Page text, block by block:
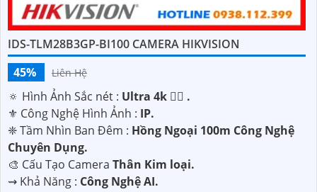
IDS-TLM28B3GP-BI100 CAMERA HIKVISION
45%
Liên Hệ
🔅 Hình Ảnh Sắc nét : Ultra 4k 👍🏾 .
⚜️ Công Nghệ Hình Ảnh : IP.
❈ Tầm Nhìn Ban Đêm : Hồng Ngoại 100m Công Nghệ
Chuyên Dụng.
🎨 Cấu Tạo Camera Thân Kim loại.
️⇝ Khả Năng : Công Nghệ AI.